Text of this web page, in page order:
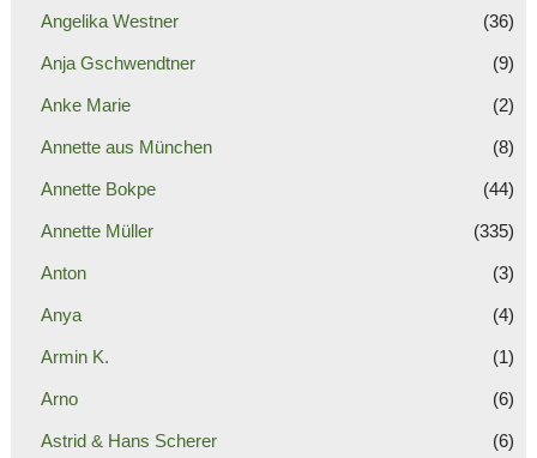
Angelika Westner (36)
Anja Gschwendtner (9)
Anke Marie (2)
Annette aus München (8)
Annette Bokpe (44)
Annette Müller (335)
Anton (3)
Anya (4)
Armin K. (1)
Arno (6)
Astrid & Hans Scherer (6)